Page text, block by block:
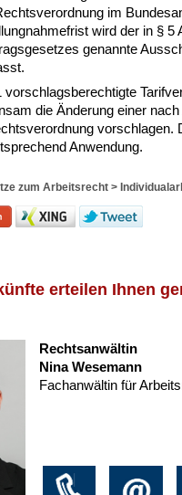
im
wird der in § 5
genannte
vorschlagsberechtigte
die Änderung einer
vorschlagen.
Anwendung.
zum Arbeitsrecht >
erteilen Ihnen
Rechtsanwältin
Nina Wesemann
Fachanwältin für